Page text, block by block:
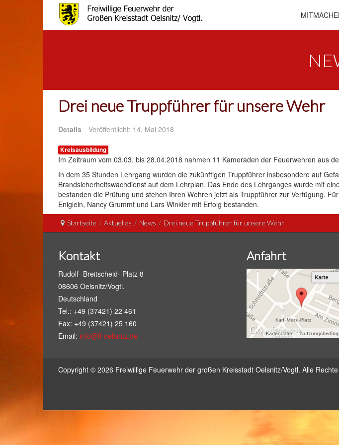
Drei neue Truppführer für unsere Wehr
Details Veröffentlicht: 14. Mai 2018
Kreisausbildung
Im Zeitraum vom 03.03. bis 28.04.2018 nahmen 11 Kameraden der Feuerwehren aus
In dem 35 Stunden Lehrgang wurden die zukünftigen Truppführer insbesondere auf
Brandsicherheitswachdienst auf dem Lehrplan. Das Ende des Lehrganges wurde mit
bestanden die Prüfung und stehen Ihren Wehren jetzt als Truppführer zur Verfügung.
Eniglein, Nancy Grummt und Lars Winkler mit Erfolg bestanden.
Startseite / Aktuelles / News / Drei neue Truppführer für unsere Wehr
Kontakt
Rudolf- Breitscheid- Platz 8
08606 Oelsnitz/Vogtl.
Deutschland
Tel.: +49 (37421) 22 461
Fax: +49 (37421) 25 160
Email: info@ff-oelsnitz.de
Anfahrt
Copyright © 2026 Freiwillige Feuerwehr der großen Kreisstadt Oelsnitz/Vogtl. Alle